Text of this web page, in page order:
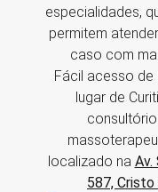
especialidades,
permitem
caso com
Fácil acesso de
lugar de
localizado na Av.
587, Cristo